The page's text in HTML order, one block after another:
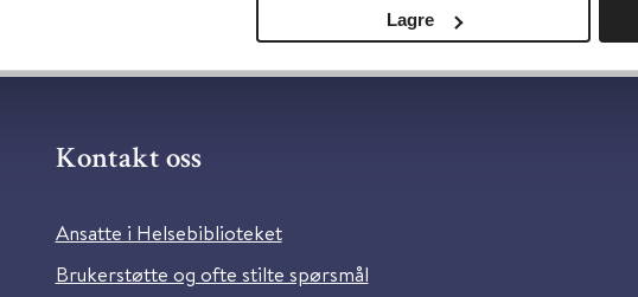
Lagre
Kontakt oss
Ansatte i Helsebiblioteket
Brukerstøtte og ofte stilte spørsmål